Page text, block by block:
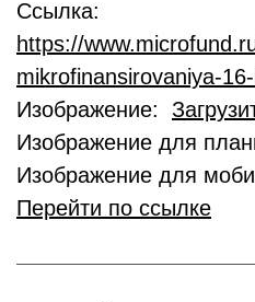
Ссылка:
https://
mikrofinansirovaniya-
Изображение:
Изображение для
Изображение для
Перейти по ссылке